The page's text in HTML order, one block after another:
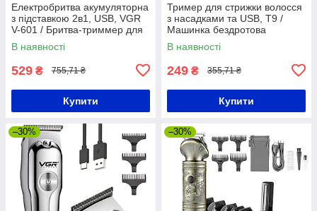
Електробритва акумуляторна
з підставкою 2в1, USB, VGR
V-601 / Бритва-триммер для
носа та вух
В наявності
529 ₴ 755,71 ₴
Купити
Тример для стрижки волосся
з насадками та USB, T9 /
Машинка бездротова
акумуляторна для окантовки
бороди
В наявності
249 ₴ 355,71 ₴
Купити
–30% –30%